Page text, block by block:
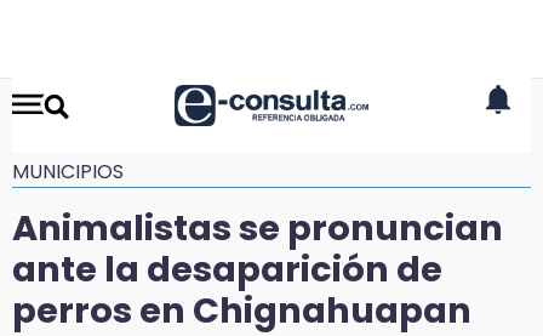
MUNICIPIOS
Animalistas se pronuncian
ante la desaparición de
perros en Chignahuapan